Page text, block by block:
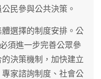
民參與公共決策。
選擇的制度安排。公
須進一步完善公眾參
決策機制，加快建立
家諮詢制度、社會公